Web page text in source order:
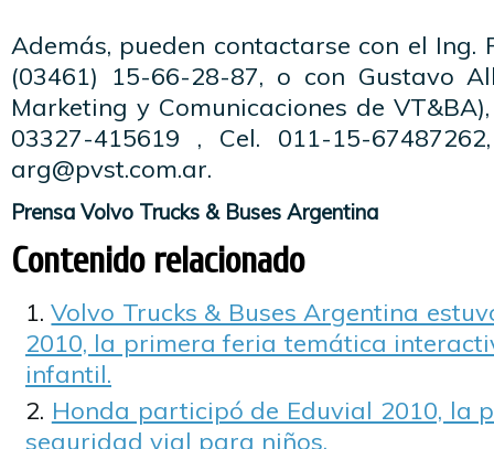
Además, pueden contactarse con el Ing.
(03461) 15-66-28-87, o con Gustavo
Marketing y Comunicaciones de
03327-415619 , Cel. 011-15-
arg@pvst.com.ar.
Prensa Volvo Trucks & Buses Argentina
Contenido relacionado
Volvo Trucks & Buses Argentina
2010, la primera feria temática
infantil.
Honda participó de Eduvial 2010, la
seguridad vial para niños.